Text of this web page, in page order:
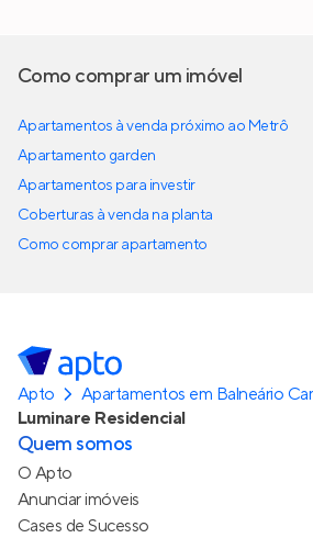
Como comprar um imóvel
Apartamentos à venda próximo ao Metrô
Apartamento garden
Apartamentos para investir
Coberturas à venda na planta
Como comprar apartamento
Apto Apartamentos em Balneário
Luminare Residencial
Quem somos
O Apto
Anunciar imóveis
Cases de Sucesso